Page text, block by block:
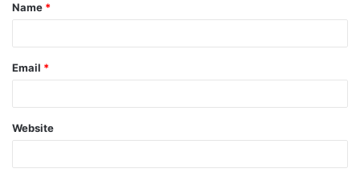
*
Name *
Email *
Website